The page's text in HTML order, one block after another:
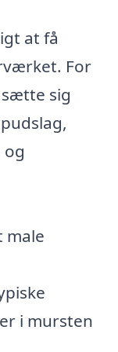
at få
For
sig
male
i mursten